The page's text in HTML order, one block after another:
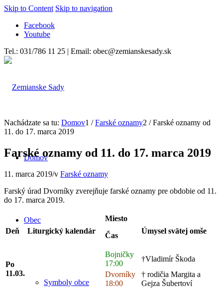
Skip to Content Skip to navigation
Facebook
Youtube
Tel.: 031/786 11 25 | Email: obec@zemianskesady.sk
Domov
Obec
Symboly obce
Nachádzate sa tu: Domov1 / Farské oznamy2 / Farské oznamy od
11. do 17. marca 2019
Farské oznamy od 11. do 17. marca 2019
11. marca 2019/v Farské oznamy
Farský úrad Dvorníky zverejňuje farské oznamy pre obdobie od 11.
do 17. marca 2019.
Deň Liturgický kalendár
Miesto
Čas
Úmysel svätej omše
Po
11.03.
Bojničky
17:00
†Vladimír Škoda
Dvorníky
18:00
† rodičia Margita a
Gejza Šubertoví